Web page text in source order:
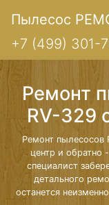
Пылесос
+7 (499) 301-
Ремонт
RV-329
Ремонт пылесосов
центр и обратно
специалист
детального
останется